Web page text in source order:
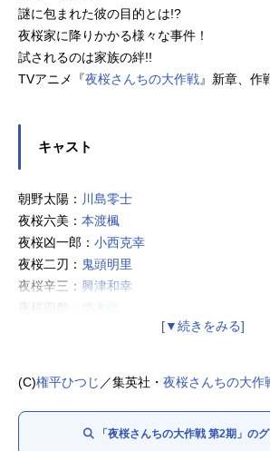
謎に包まれた彼の目的とは!?
夜桜家に降りかかる様々な事件！
試されるのは家族の絆!!
TVアニメ『夜桜さんちの大作戦』新章、作
キャスト
朝野太陽： 川島零士
夜桜六美： 本渡楓
夜桜凶一郎： 小西克幸
夜桜二刃： 鬼頭明里
夜桜辛三： 興津和幸
夜桜四怨：
松岡禎丞
道端草助：
石川界人
不動りん：朴璐美
内山昂輝
(C)権平ひつじ ／集英社・ 夜桜さんちの大作
「夜桜さんちの大作戦 第2期」の